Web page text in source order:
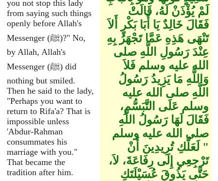
you not stop this lady
from saying such things
openly before Allah's
Messenger (ﷺ)?" No,
by Allah, Allah's
Messenger (ﷺ) did
nothing but smiled.
Then he said to the lady,
"Perhaps you want to
return to Rifa'a? That is
impossible unless
'Abdur-Rahman
consummates his
marriage with you."
That became the
tradition after him.
لَمْ يُؤْذَنْ لَهُ، قَالَتْ
فَقَالَ خَالِدٌ يَا أَبَا بَكْرٍ أَلاَ
تَنْهَى هَذِهِ عَمَّا تَجْهَرُ بِهِ
عِنْدَ رَسُولِ اللَّهِ صلى
الله عليه وسلم فَلاَ
وَاللَّهِ مَا يَزِيدُ رَسُولُ
اللَّهِ صلى الله عليه
وسلم عَلَى التَّبَسُّمِ،
فَقَالَ لَهَا رَسُولُ اللَّهِ
صلى الله عليه وسلم ‏
"‏ لَعَلَّكِ تُرِيدِينَ أَنْ
تَرْجِعِي إِلَى رِفَاعَةَ، لاَ،
حَتَّى يَذُوقَ عُسَيْلَتَكِ